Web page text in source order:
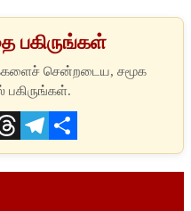
பகிருங்கள்
ThreadsTelegram
Share